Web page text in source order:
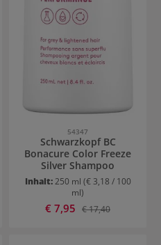
54347
Schwarzkopf BC
Bonacure Color Freeze
Silver Shampoo
Inhalt:250 ml (€ 3,18 / 100
ml)
Verkaufspreis:
€ 7,95 Regulärer Preis:
€ 17,40